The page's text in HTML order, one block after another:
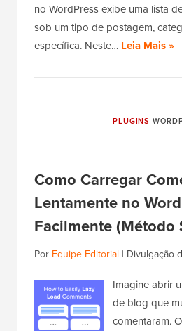
no WordPress exibe uma lista
sob um tipo de postagem,
específica. Neste… Leia Mais »
PLUGINS
Como Carregar
Lentamente no
Facilmente (Método
Por Equipe Editorial | Divulgação
Imagine abrir
de blog que
comentaram.